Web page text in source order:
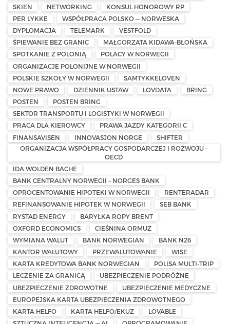
SKIEN
NETWORKING
KONSUL HONOROWY RP
PER LYKKE
WSPÓŁPRACA POLSKO — NORWESKA
DYPLOMACJA
TELEMARK
VESTFOLD
ŚPIEWANIE BEZ GRANIC
MAŁGORZATA KIDAWA-BŁOŃSKA
SPOTKANIE Z POLONIĄ
POLACY W NORWEGII
ORGANIZACJE POLONIJNE W NORWEGII
POLSKIE SZKOŁY W NORWEGII
SAMTYKKELOVEN
NOWE PRAWO
DZIENNIK USTAW LOVDATA
BRING
POSTEN
POSTEN BRING
SEKTOR TRANSPORTU I LOGISTYKI W NORWEGII
PRACA DLA KIEROWCY
PRAWA JAZDY KATEGORII C
FINANSAVISEN
INNOVASJON NORGE
SHIFTER
ORGANIZACJA WSPÓŁPRACY GOSPODARCZEJ I ROZWOJU –
OECD
IDA WOLDEN BACHE
BANK CENTRALNY NORWEGII – NORGES BANK
OPROCENTOWANIE HIPOTEKI W NORWEGII
RENTERADAR
REFINANSOWANIE HIPOTEK W NORWEGII
SEB BANK
RYSTAD ENERGY
BARYŁKA ROPY BRENT
OXFORD ECONOMICS
CIEŚNINA ORMUZ
WYMIANA WALUT
BANK NORWEGIAN
BANK N26
KANTOR WALUTOWY
PRZEWALUTOWANIE
WISE
KARTA KREDYTOWA BANK NORWEGIAN
POLISA MULTI-TRIP
LECZENIE ZA GRANICĄ
UBEZPIECZENIE PODRÓŻNE
UBEZPIECZENIE ZDROWOTNE
UBEZPIECZENIE MEDYCZNE
EUROPEJSKA KARTA UBEZPIECZENIA ZDROWOTNEGO
KARTA HELFO
KARTA HELFO/EKUZ
LOVABLE